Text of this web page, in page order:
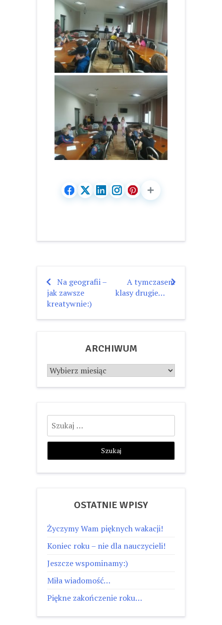
Nawigacja
wpisu
Na geografii –
jak zawsze
kreatywnie:)
A tymczasem
klasy drugie…
ARCHIWUM
Archiwum
Szukaj:
OSTATNIE WPISY
Życzymy Wam pięknych wakacji!
Koniec roku – nie dla nauczycieli!
Jeszcze wspominamy:)
Miła wiadomość…
Piękne zakończenie roku…